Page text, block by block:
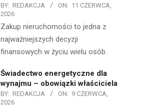
BY: REDAKCJA ON: 11 CZERWCA,
2026
Zakup nieruchomości to jedna z
najważniejszych decyzji
finansowych w życiu wielu osób.
Świadectwo energetyczne dla
wynajmu – obowiązki właściciela
BY: REDAKCJA ON: 9 CZERWCA,
2026